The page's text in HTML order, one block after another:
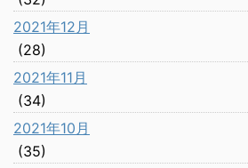
2021年12月
(28)
2021年11月
(34)
2021年10月
(35)